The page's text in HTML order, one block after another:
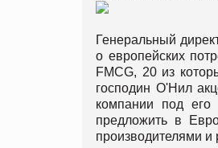
Генеральный
о европейских
FMCG, 20 из
господин О'Нил
компании под его
предложить в
производителями и